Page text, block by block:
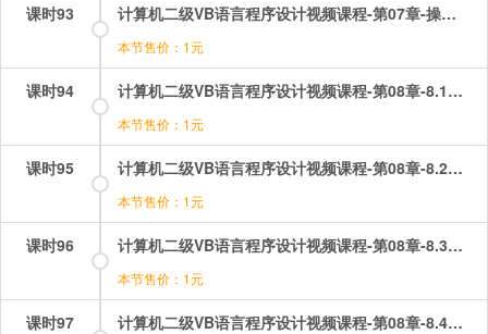
课时93 计算机二级VB语言程序设计视频课程-第07章-操作：选择结构之简单结构.mp4
本节售价：1元
课时94 计算机二级VB语言程序设计视频课程-第08章-8.1数组的概念.mp4
本节售价：1元
课时95 计算机二级VB语言程序设计视频课程-第08章-8.2静态数组与动态数组.mp4
本节售价：1元
课时96 计算机二级VB语言程序设计视频课程-第08章-8.3数组的基本操作.mp4
本节售价：1元
课时97 计算机二级VB语言程序设计视频课程-第08章-8.4数组的初始化.mp4